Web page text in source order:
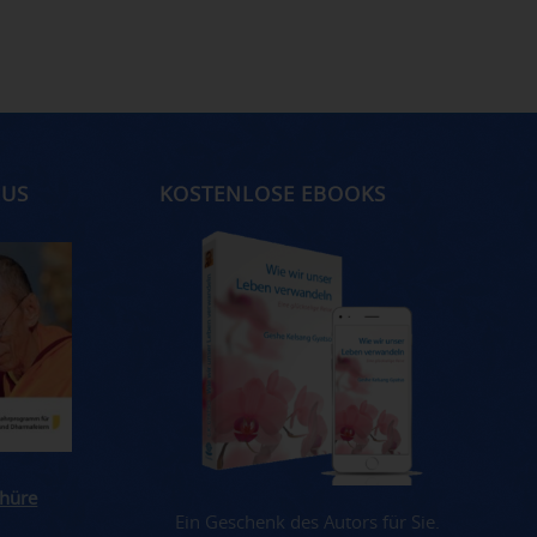
KOSTENLOSE EBOOKS
Ein Geschenk des Autors für Sie.